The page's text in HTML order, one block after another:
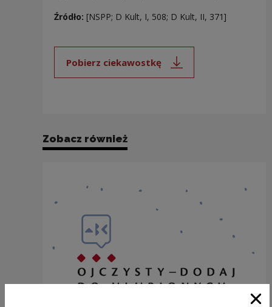
Źródło: [NSPP; D Kult, I, 508; D Kult, II, 371]
Pobierz ciekawostkę
Uwaga, link zostanie otwarty
Zobacz również